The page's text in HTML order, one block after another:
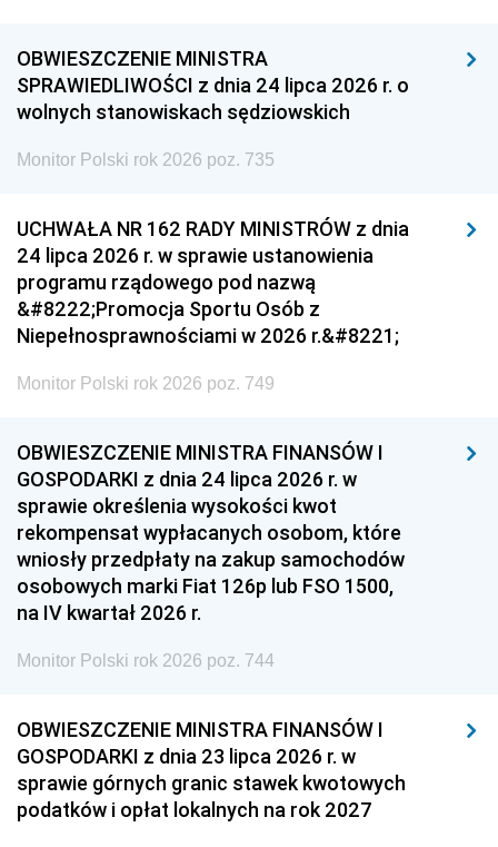
OBWIESZCZENIE MINISTRA
SPRAWIEDLIWOŚCI z dnia 24 lipca 2026 r. o
wolnych stanowiskach sędziowskich
Monitor Polski rok 2026 poz. 735
UCHWAŁA NR 162 RADY MINISTRÓW z dnia
24 lipca 2026 r. w sprawie ustanowienia
programu rządowego pod nazwą
&#8222;Promocja Sportu Osób z
Niepełnosprawnościami w 2026 r.&#8221;
Monitor Polski rok 2026 poz. 749
OBWIESZCZENIE MINISTRA FINANSÓW I
GOSPODARKI z dnia 24 lipca 2026 r. w
sprawie określenia wysokości kwot
rekompensat wypłacanych osobom, które
wniosły przedpłaty na zakup samochodów
osobowych marki Fiat 126p lub FSO 1500,
na IV kwartał 2026 r.
Monitor Polski rok 2026 poz. 744
OBWIESZCZENIE MINISTRA FINANSÓW I
GOSPODARKI z dnia 23 lipca 2026 r. w
sprawie górnych granic stawek kwotowych
podatków i opłat lokalnych na rok 2027